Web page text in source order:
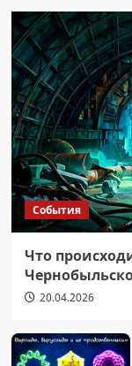
События
Что
20.04.2026